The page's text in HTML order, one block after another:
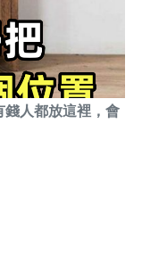
錢人都放這裡，會